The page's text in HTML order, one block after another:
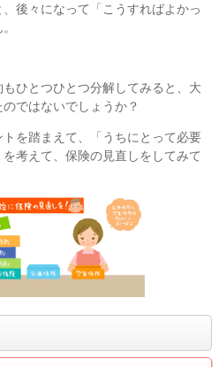
後々になって「こうすればよかっ
ひとつひとつ分解してみると、大
ではないでしょうか？
を踏まえて、「うちにとって必要
考えて、保険の見直しをしてみて